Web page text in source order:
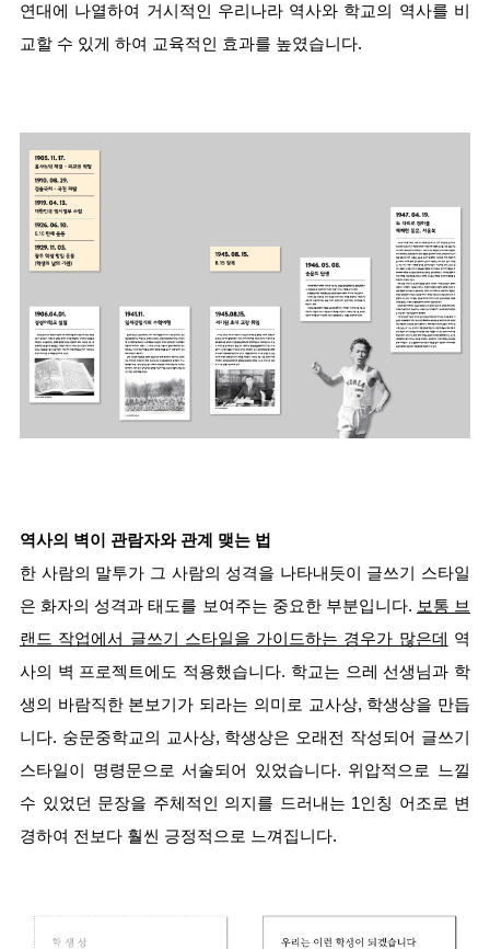
연대에 나열하여 거시적인 우리나라 역사와 학교의 역사를 비
교할 수 있게 하여 교육적인 효과를 높였습니다.
역사의 벽이 관람자와 관계 맺는 법
한 사람의 말투가 그 사람의 성격을 나타내듯이 글쓰기 스타일
은 화자의 성격과 태도를 보여주는 중요한 부분입니다. 보통 브
랜드 작업에서 글쓰기 스타일을 가이드하는 경우가 많은데
역
사의 벽 프로젝트에도 적용했습니다. 학교는 으레 선생님과 학
생의 바람직한 본보기가 되라는 의미로 교사상, 학생상을 만듭
니다. 숭문중학교의 교사상, 학생상은 오래전 작성되어 글쓰기
스타일이 명령문으로 서술되어 있었습니다. 위압적으로 느낄
수 있었던 문장을 주체적인 의지를 드러내는 1인칭 어조로 변
경하여 전보다 훨씬 긍정적으로 느껴집니다.